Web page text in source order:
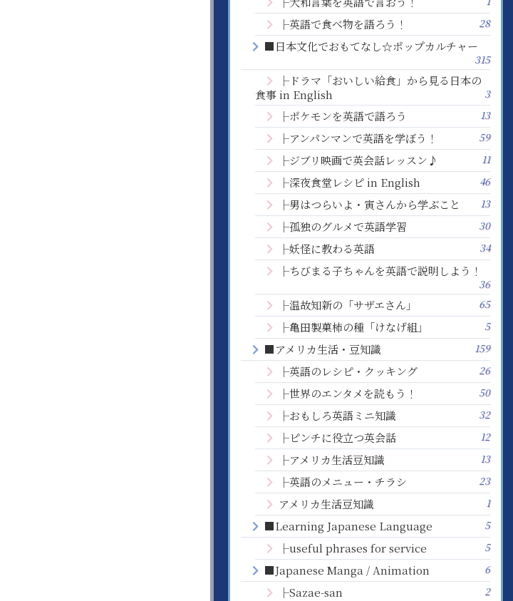
├英語で食べ物を語ろう！ 28
■日本文化でおもてなし☆ポップカルチャー
315
├ドラマ「おいしい給食」から見る日本の
食事 in English
3
├ポケモンを英語で語ろう 13
├アンパンマンで英語を学ぼう！ 59
├ジブリ映画で英会話レッスン♪ 11
├深夜食堂レシピ in English 46
├男はつらいよ・寅さんから学ぶこと 13
├孤独のグルメで英語学習 30
├妖怪に教わる英語 34
├ちびまる子ちゃんを英語で説明しよう！
36
├温故知新の「サザエさん」 65
├亀田製菓柿の種「けなげ組」 5
■アメリカ生活・豆知識 159
├英語のレシピ・クッキング 26
├世界のエンタメを読もう！ 50
├おもしろ英語ミニ知識 32
├ピンチに役立つ英会話 12
├アメリカ生活豆知識 13
├英語のメニュー・チラシ 23
アメリカ生活豆知識 1
■Learning Japanese Language 5
├useful phrases for service 5
■Japanese Manga / Animation 6
├Sazae-san 2